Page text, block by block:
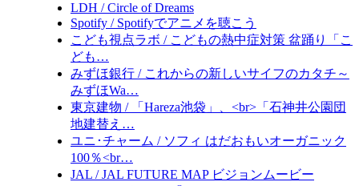
LDH / Circle of Dreams
Spotify / Spotifyでアニメを聴こう
こども視点ラボ / こどもの熱中症対策 盆踊り「こ
ども…
みずほ銀行 / これからの新しいサイフのカタチ～
みずほWa…
東京建物 / 「Hareza池袋」、<br>「石神井公園団
地建替え…
ユニ･チャーム / ソフィ はだおもいオーガニック
100％<br…
JAL / JAL FUTURE MAP ビジョンムービー